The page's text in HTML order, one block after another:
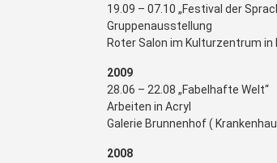
19.09 – 07.10 „Festival der
Gruppenausstellung
Roter Salon im Kulturzentrum in
2009
28.06 – 22.08 „Fabelhafte Welt“
Arbeiten in Acryl
Galerie Brunnenhof (
2008